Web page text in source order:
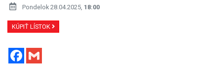
Pondelok 28.04.2025, 18:00
KÚPIŤ LÍSTOK
Facebook